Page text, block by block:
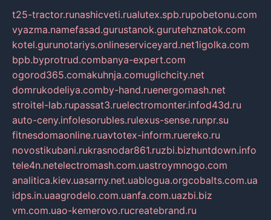
t25-tractor.runashicveti.rualutex.spb.rupobetonu.com
vyazma.namefasad.gurustanok.gurutehznatok.com
kotel.gurunotariys.onlineserviceyard.net1igolka.com
bpb.byprotrud.combanya-expert.com
ogorod365.comakuhnja.comuglichcity.net
domrukodeliya.comby-hand.ruenergomash.net
stroitel-lab.rupassat3.ruelectromonter.infod43d.ru
auto-ceny.infolesorubles.rulexus-sense.runpr.su
fitnesdomaonline.ruavtotex-inform.ruereko.ru
novostikubani.rukrasnodar861.ruzbi.bizhuntdown.info
tele4n.netelectromash.com.uastroymnogo.com
analitica.kiev.uasarny.net.uablogua.orgcobalts.com.ua
idps.in.uaagrodelo.com.uanfa.com.uazbi.biz
vm.com.uao-kemerovo.rucreatebrand.ru